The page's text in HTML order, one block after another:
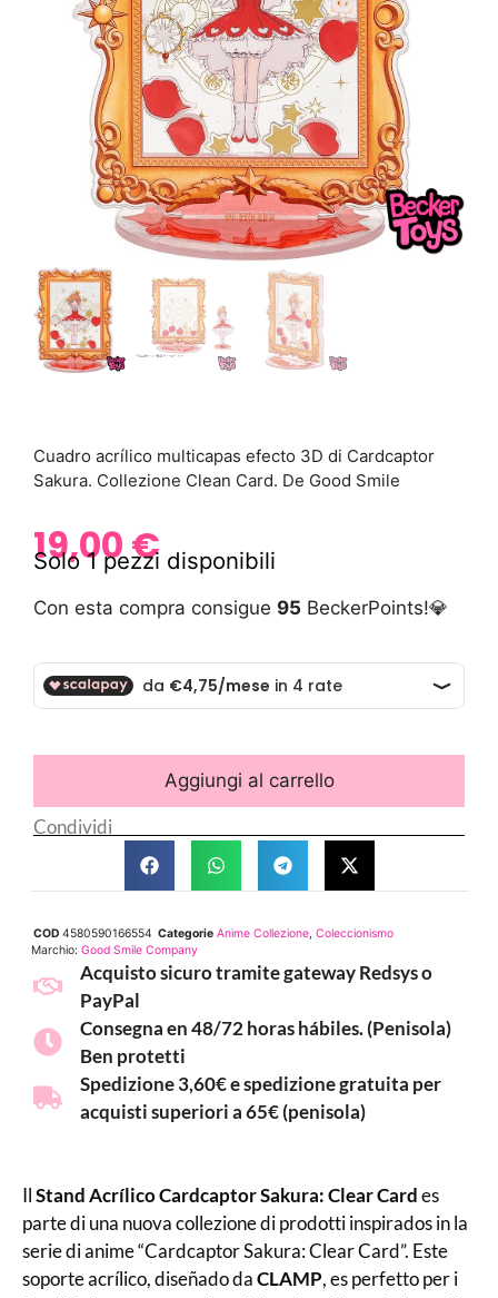
Cuadro acrílico multicapas efecto 3D di Cardcaptor
Sakura. Collezione Clean Card. De Good Smile
19,00€
Solo 1 pezzi disponibili
Con esta compra consigue 95 BeckerPoints!💎
Aggiungi al carrello
Condividi
COD 4580590166554 Categorie Anime Collezione, Coleccionismo
Marchio: Good Smile Company
Acquisto sicuro tramite gateway Redsys o
PayPal
Consegna en 48/72 horas hábiles. (Penisola)
Ben protetti
Spedizione 3,60€ e spedizione gratuita per
acquisti superiori a 65€ (penisola)
IlStand Acrílico Cardcaptor Sakura: Clear Cardes
parte di una nuova collezione di prodotti inspirados in la
serie di anime “Cardcaptor Sakura: Clear Card”. Este
soporte acrílico, diseñado daCLAMP, es perfetto per i